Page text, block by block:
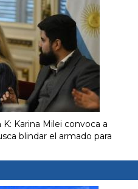
Karina Milei convoca a
blindar el armado para